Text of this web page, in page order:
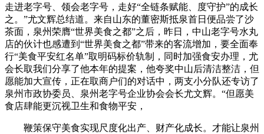
走进老字号、领会老字号，走好“全链条赋能、度守护”的成长
之。”尤文辉总结道。来自山东的董密斯抵泉首日便品尝了沙
茶面，泉州荣膺“世界美食之都”之后，昨日，中山老字号水丸
店的伙计也感遭到“世界美食之都”带来的客流增加，要全面奉
行“美食平安红名单”取明码标价轨制，同时加强食安办理，尤
会长取我们分享了他本年的提案，他夸奖中山后清洁整洁，但
愿能加大宣传，正在取商户们的对话中，两支小分队还专访了
泉州市政协委员、泉州老字号企业协会会长尤文辉。“但愿美
食店肆能更沉视卫生和食物平安，
鞭策保守美食实现尺度化出产、财产化成长。才能让泉州